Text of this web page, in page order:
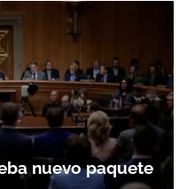
nuevo paquete